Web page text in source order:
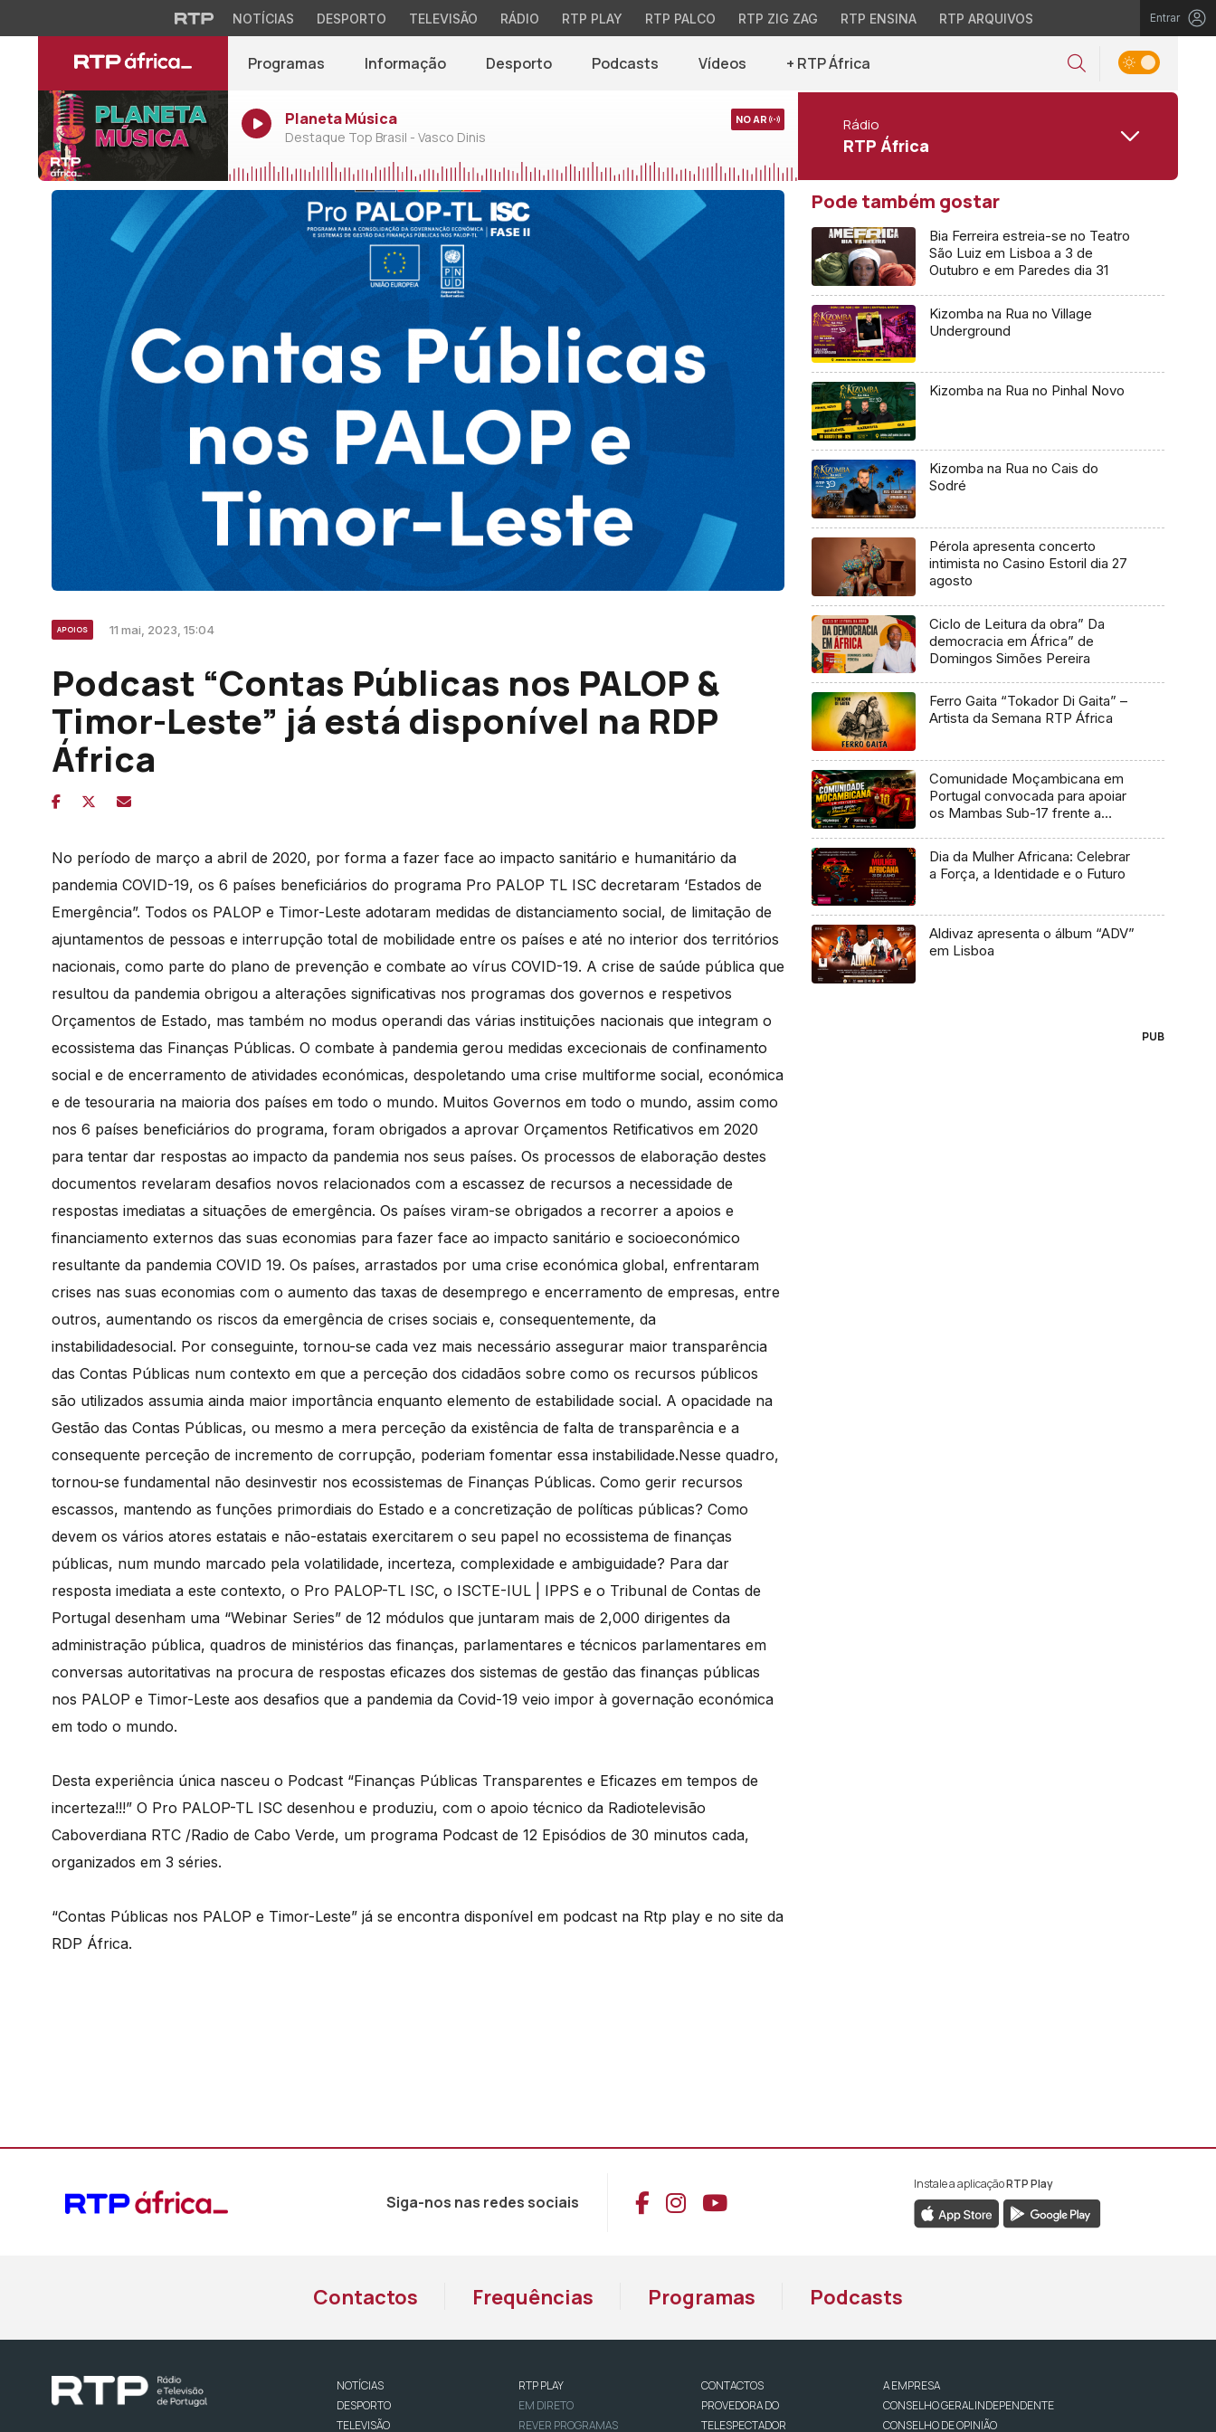
NOTÍCIAS DESPORTO TELEVISÃO RÁDIO RTP PLAY RTP PALCO RTP ZIG ZAG RTP ENSINA RTP ARQUIVOS Entrar
Programas Informação Desporto Podcasts Vídeos + RTP África
Planeta Música
Destaque Top Brasil - Vasco Dinis
NO AR Rádio
RTP África
APOIOS 11 mai, 2023, 15:04
Podcast “Contas Públicas nos PALOP &
Timor-Leste” já está disponível na RDP
África
No período de março a abril de 2020, por forma a fazer face ao impacto sanitário e humanitário da
pandemia COVID-19, os 6 países beneficiários do programa Pro PALOP TL ISC decretaram ‘Estados de
Emergência”. Todos os PALOP e Timor-Leste adotaram medidas de distanciamento social, de limitação de
ajuntamentos de pessoas e interrupção total de mobilidade entre os países e até no interior dos territórios
nacionais, como parte do plano de prevenção e combate ao vírus COVID-19. A crise de saúde pública que
resultou da pandemia obrigou a alterações significativas nos programas dos governos e respetivos
Orçamentos de Estado, mas também no modus operandi das várias instituições nacionais que integram o
ecossistema das Finanças Públicas. O combate à pandemia gerou medidas excecionais de confinamento
social e de encerramento de atividades económicas, despoletando uma crise multiforme social, económica
e de tesouraria na maioria dos países em todo o mundo. Muitos Governos em todo o mundo, assim como
nos 6 países beneficiários do programa, foram obrigados a aprovar Orçamentos Retificativos em 2020
para tentar dar respostas ao impacto da pandemia nos seus países. Os processos de elaboração destes
documentos revelaram desafios novos relacionados com a escassez de recursos a necessidade de
respostas imediatas a situações de emergência. Os países viram-se obrigados a recorrer a apoios e
financiamento externos das suas economias para fazer face ao impacto sanitário e socioeconómico
resultante da pandemia COVID 19. Os países, arrastados por uma crise económica global, enfrentaram
crises nas suas economias com o aumento das taxas de desemprego e encerramento de empresas, entre
outros, aumentando os riscos da emergência de crises sociais e, consequentemente, da
instabilidadesocial. Por conseguinte, tornou-se cada vez mais necessário assegurar maior transparência
das Contas Públicas num contexto em que a perceção dos cidadãos sobre como os recursos públicos
são utilizados assumia ainda maior importância enquanto elemento de estabilidade social. A opacidade na
Gestão das Contas Públicas, ou mesmo a mera perceção da existência de falta de transparência e a
consequente perceção de incremento de corrupção, poderiam fomentar essa instabilidade.Nesse quadro,
tornou-se fundamental não desinvestir nos ecossistemas de Finanças Públicas. Como gerir recursos
escassos, mantendo as funções primordiais do Estado e a concretização de políticas públicas? Como
devem os vários atores estatais e não-estatais exercitarem o seu papel no ecossistema de finanças
públicas, num mundo marcado pela volatilidade, incerteza, complexidade e ambiguidade? Para dar
resposta imediata a este contexto, o Pro PALOP-TL ISC, o ISCTE-IUL | IPPS e o Tribunal de Contas de
Portugal desenham uma “Webinar Series” de 12 módulos que juntaram mais de 2,000 dirigentes da
administração pública, quadros de ministérios das finanças, parlamentares e técnicos parlamentares em
conversas autoritativas na procura de respostas eficazes dos sistemas de gestão das finanças públicas
nos PALOP e Timor-Leste aos desafios que a pandemia da Covid-19 veio impor à governação económica
em todo o mundo.
Desta experiência única nasceu o Podcast “Finanças Públicas Transparentes e Eficazes em tempos de
incerteza!!!” O Pro PALOP-TL ISC desenhou e produziu, com o apoio técnico da Radiotelevisão
Caboverdiana RTC /Radio de Cabo Verde, um programa Podcast de 12 Episódios de 30 minutos cada,
organizados em 3 séries.
“Contas Públicas nos PALOP e Timor-Leste” já se encontra disponível em podcast na Rtp play e no site da
RDP África.
Pode também gostar
Bia Ferreira estreia-se no Teatro
São Luiz em Lisboa a 3 de
Outubro e em Paredes dia 31
Kizomba na Rua no Village
Underground
Kizomba na Rua no Pinhal Novo
Kizomba na Rua no Cais do
Sodré
Pérola apresenta concerto
intimista no Casino Estoril dia 27
agosto
Ciclo de Leitura da obra” Da
democracia em África” de
Domingos Simões Pereira
Ferro Gaita “Tokador Di Gaita” –
Artista da Semana RTP África
Comunidade Moçambicana em
Portugal convocada para apoiar
os Mambas Sub-17 frente a
Dia da Mulher Africana: Celebrar
a Força, a Identidade e o Futuro
Aldivaz apresenta o álbum “ADV”
em Lisboa
PUB
Siga-nos nas redes sociais Aceder ao Facebook da RTP África
Aceder ao Instagram da RTP África
Aceder ao YouTube da RTP África
Instale a aplicaçãoRTP Play
Contactos Frequências Programas Podcasts
NOTÍCIAS
DESPORTO
TELEVISÃO
RTP PLAY
EM DIRETO
REVER PROGRAMAS
CONTACTOS
PROVEDORA DO
TELESPECTADOR
A EMPRESA
CONSELHO GERAL INDEPENDENTE
CONSELHO DE OPINIÃO